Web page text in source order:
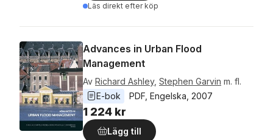
Läs direkt efter köp
Advances in Urban Flood
Management
Av Richard Ashley, Stephen Garvin m. fl.
E-bok
PDF Engelska 2007
1 224 kr
Lägg till